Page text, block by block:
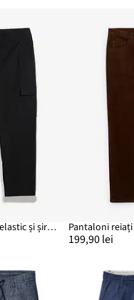
Pantaloni termo cu elastic și șiret în talie, tapered, Relaxed Fit
199,90 lei